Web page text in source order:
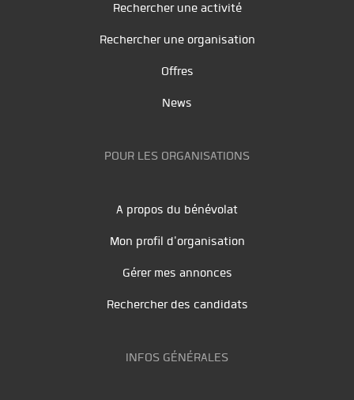
Rechercher une activité
Rechercher une organisation
Offres
News
POUR LES ORGANISATIONS
A propos du bénévolat
Mon profil d'organisation
Gérer mes annonces
Rechercher des candidats
INFOS GÉNÉRALES